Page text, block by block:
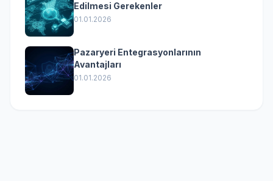
Edilmesi Gerekenler
01.01.2026
Pazaryeri Entegrasyonlarının
Avantajları
01.01.2026